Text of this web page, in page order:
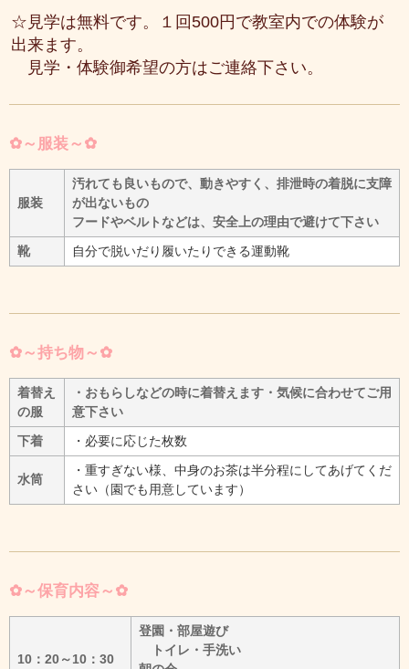
☆見学は無料です。１回500円で教室内での体験が
出来ます。
見学・体験御希望の方はご連絡下さい。
✿～服装～✿
服装
汚れても良いもので、動きやすく、排泄時の着脱に支障
が出ないもの
フードやベルトなどは、安全上の理由で避けて下さい
靴
自分で脱いだり履いたりできる運動靴
✿～持ち物～✿
着替え
の服
・おもらしなどの時に着替えます・気候に合わせてご用
意下さい
下着
・必要に応じた枚数
水筒
・重すぎない様、中身のお茶は半分程にしてあげてくだ
さい（園でも用意しています）
✿～保育内容～✿
10：20～10：30
登園・部屋遊び
トイレ・手洗い